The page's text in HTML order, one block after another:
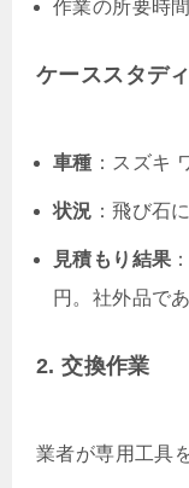
作業の所要時間
ケーススタデ
車種 ：スズキ
状況 ：飛び石
見積もり結果
円。社外品で
2. 交換作業
業者が専用工具